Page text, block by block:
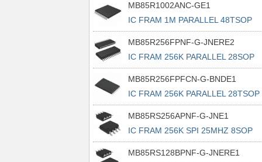
MB85R1002ANC-GE1
IC FRAM 1M PARALLEL 48TSOP
MB85R256FPNF-G-JNERE2
IC FRAM 256K PARALLEL 28SOP
MB85R256FPFCN-G-BNDE1
IC FRAM 256K PARALLEL 28TSOP
MB85RS256APNF-G-JNE1
IC FRAM 256K SPI 25MHZ 8SOP
MB85RS128BPNF-G-JNERE1